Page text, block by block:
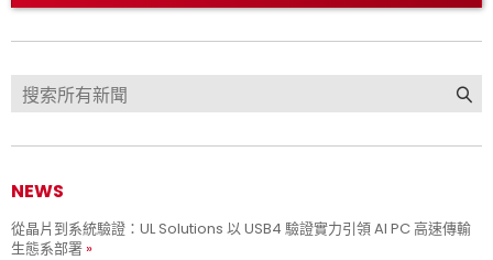
NEWS
從晶片到系統驗證：UL Solutions 以 USB4 驗證實力引領 AI PC 高速傳輸
生態系部署